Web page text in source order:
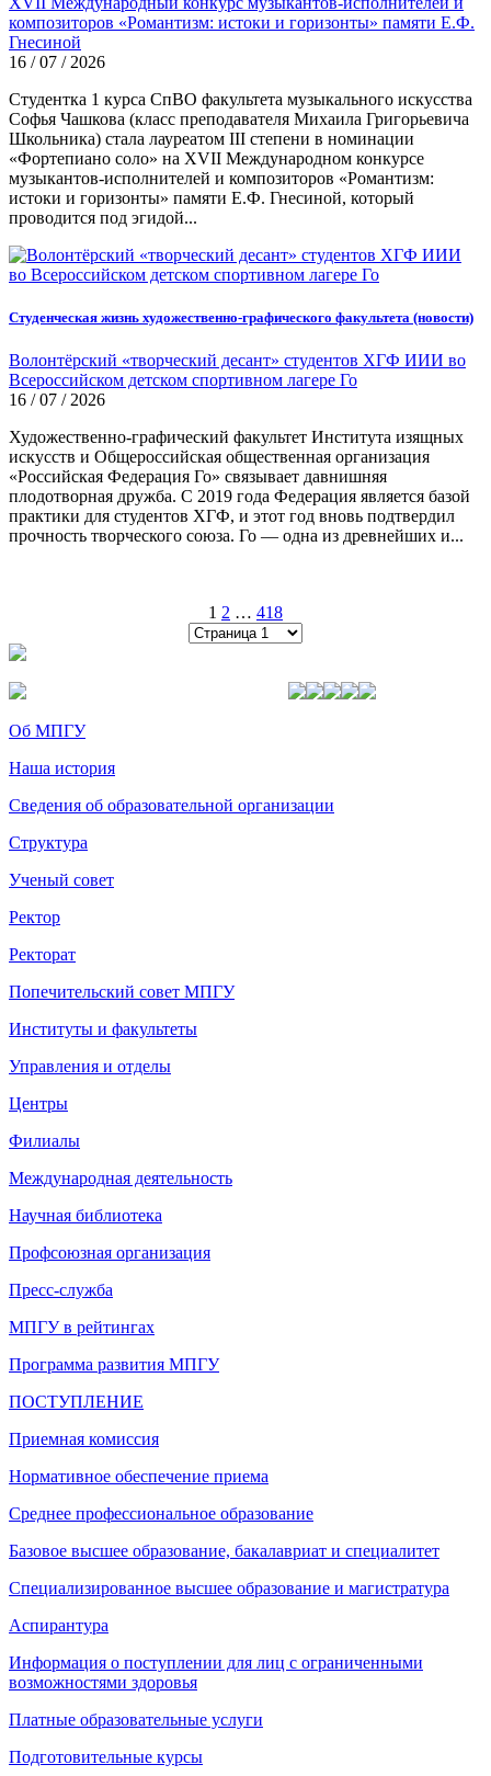
композиторов «Романтизм: истоки и горизонты» памяти Е.Ф.
Гнесиной
16 / 07 / 2026
Студентка 1 курса СпВО факультета музыкального искусства
Софья Чашкова (класс преподавателя Михаила Григорьевича
Школьника) стала лауреатом III степени в номинации
«Фортепиано соло» на XVII Международном конкурсе
музыкантов-исполнителей и композиторов «Романтизм:
истоки и горизонты» памяти Е.Ф. Гнесиной, который
проводится под эгидой...
Студенческая жизнь художественно-графического факультета (новости)
Волонтёрский «творческий десант» студентов ХГФ ИИИ во
Всероссийском детском спортивном лагере Го
16 / 07 / 2026
Художественно-графический факультет Института изящных
искусств и Общероссийская общественная организация
«Российская Федерация Го» связывает давнишняя
плодотворная дружба. С 2019 года Федерация является базой
практики для студентов ХГФ, и этот год вновь подтвердил
прочность творческого союза. Го — одна из древнейших и...
1 2 … 418
Об МПГУ
Наша история
Сведения об образовательной организации
Структура
Ученый совет
Ректор
Ректорат
Попечительский совет МПГУ
Институты и факультеты
Управления и отделы
Центры
Филиалы
Международная деятельность
Научная библиотека
Профсоюзная организация
Пресс-служба
МПГУ в рейтингах
Программа развития МПГУ
ПОСТУПЛЕНИЕ
Приемная комиссия
Нормативное обеспечение приема
Среднее профессиональное образование
Базовое высшее образование, бакалавриат и специалитет
Специализированное высшее образование и магистратура
Аспирантура
Информация о поступлении для лиц с ограниченными
возможностями здоровья
Платные образовательные услуги
Подготовительные курсы